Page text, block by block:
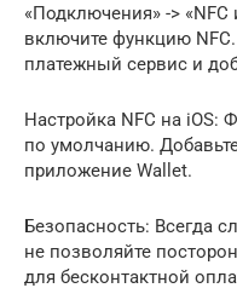
«Подключения» ->
включите функцию
платежный сервис и
Настройка NFC на iOS:
по умолчанию.
приложение Wallet.
Безопасность: Всегда
не позволяйте
для бесконтактной